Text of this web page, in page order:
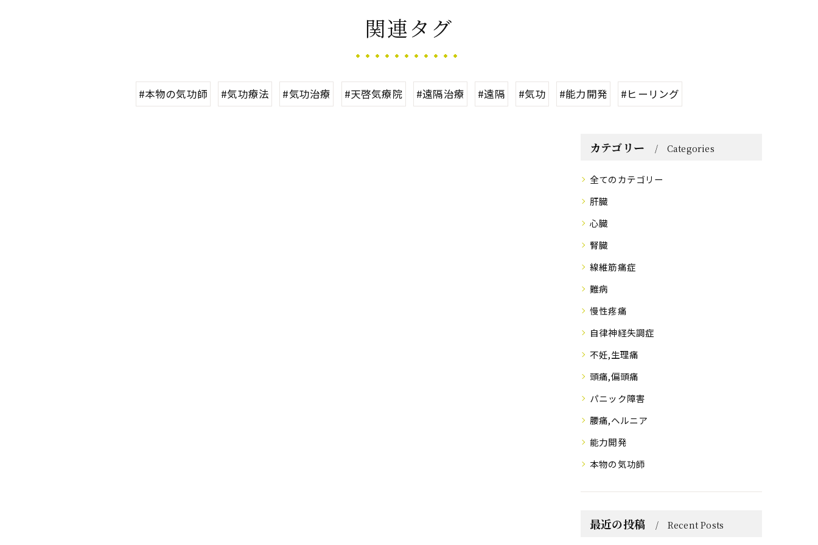
関連タグ
#本物の気功師 #気功療法 #気功治療 #天啓気療院 #遠隔治療 #遠隔 #気功 #能力開発 #ヒーリング
カテゴリー Categories
全てのカテゴリー
肝臓
心臓
腎臓
線維筋痛症
難病
慢性疼痛
自律神経失調症
不妊,生理痛
頭痛,偏頭痛
パニック障害
腰痛,ヘルニア
能力開発
本物の気功師
最近の投稿 Recent Posts